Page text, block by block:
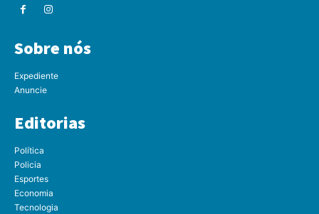
Sobre nós
Expediente
Anuncie
Editorias
Política
Policia
Esportes
Economia
Tecnologia